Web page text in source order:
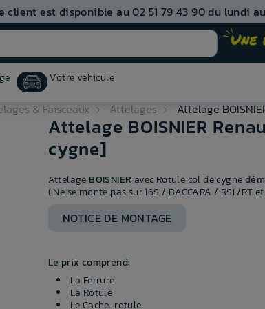
est disponible au 02 51 79 43 90 du lundi
Votre véhicule
& Faisceaux Attelages Attelage
Attelage BOISNIER
cygne]
Attelage BOISNIER avec Rotule col de cygne
( Ne se monte pas sur 16S / BACCARA / RSI /RT
NOTICE DE MONTAGE
Le prix comprend:
La Ferrure
La Rotule
Le Cache-rotule